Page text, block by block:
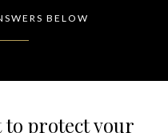
BELOW
protect your